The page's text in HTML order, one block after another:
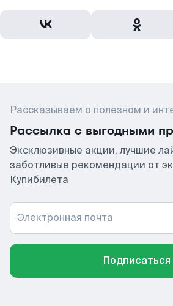
Рассказываем о полезном и
Рассылка с выгодными
Эксклюзивные акции, лучшие
заботливые рекомендации от
Купибилета
Электронная почта
Подписаться